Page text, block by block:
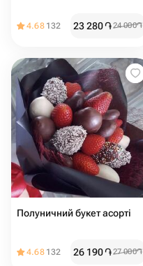
4.68 132 23 280֏24 000֏
Полуничний букет асорті
4.68 132 26 190֏27 000֏